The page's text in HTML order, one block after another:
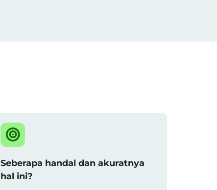
Seberapa handal dan akuratnya
hal ini?